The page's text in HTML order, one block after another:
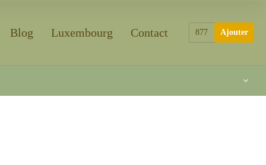
Blog Luxembourg Contact 877 Ajouter